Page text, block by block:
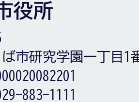
役所
市研究学園一丁目1
883-1111